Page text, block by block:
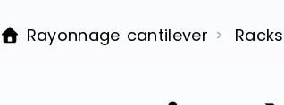
Rayonnage cantilever > Racks